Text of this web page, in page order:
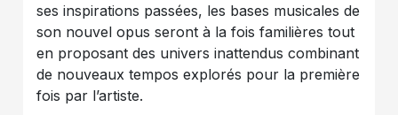
ses inspirations passées, les bases musicales de
son nouvel opus seront à la fois familières tout
en proposant des univers inattendus combinant
de nouveaux tempos explorés pour la première
fois par l’artiste.